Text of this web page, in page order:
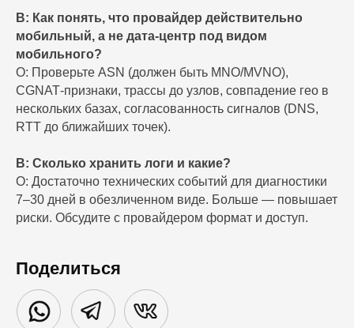
В: Как понять, что провайдер действительно
мобильный, а не дата‑центр под видом
мобильного?
О: Проверьте ASN (должен быть MNO/MVNO),
CGNAT‑признаки, трассы до узлов, совпадение гео в
нескольких базах, согласованность сигналов (DNS,
RTT до ближайших точек).
В: Сколько хранить логи и какие?
О: Достаточно технических событий для диагностики
7–30 дней в обезличенном виде. Больше — повышает
риски. Обсудите с провайдером формат и доступ.
Поделиться